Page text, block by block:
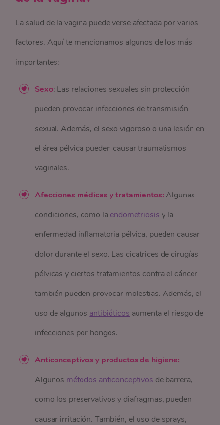
La salud de la vagina puede verse afectada por varios
factores. Aquí te mencionamos algunos de los más
importantes:
Sexo: Las relaciones sexuales sin protección
pueden provocar infecciones de transmisión
sexual. Además, el sexo vigoroso o una lesión en
el área pélvica pueden causar traumatismos
vaginales.
Afecciones médicas y tratamientos: Algunas
condiciones, como la endometriosis y la
enfermedad inflamatoria pélvica, pueden causar
dolor durante el sexo. Las cicatrices de cirugías
pélvicas y ciertos tratamientos contra el cáncer
también pueden provocar molestias. Además, el
uso de algunos antibióticos aumenta el riesgo de
infecciones por hongos.
Anticonceptivos y productos de higiene:
Algunos métodos anticonceptivos de barrera,
como los preservativos y diafragmas, pueden
causar irritación. También, el uso de sprays,